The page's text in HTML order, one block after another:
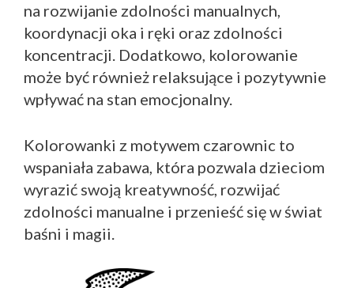
na rozwijanie zdolności manualnych,
koordynacji oka i ręki oraz zdolności
koncentracji. Dodatkowo, kolorowanie
może być również relaksujące i pozytywnie
wpływać na stan emocjonalny.
Kolorowanki z motywem czarownic to
wspaniała zabawa, która pozwala dzieciom
wyrazić swoją kreatywność, rozwijać
zdolności manualne i przenieść się w świat
baśni i magii.